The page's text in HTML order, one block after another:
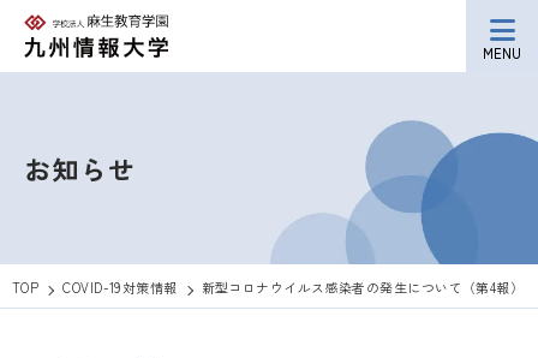
MENU
お知らせ
TOP COVID-19対策情報 新型コロナウイルス感染者の発生について（第4報）